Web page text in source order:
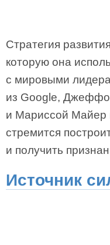
Стратегия
которую она
с мировыми
из Google,
и Мариссой Майер
стремится
и получить
Источник